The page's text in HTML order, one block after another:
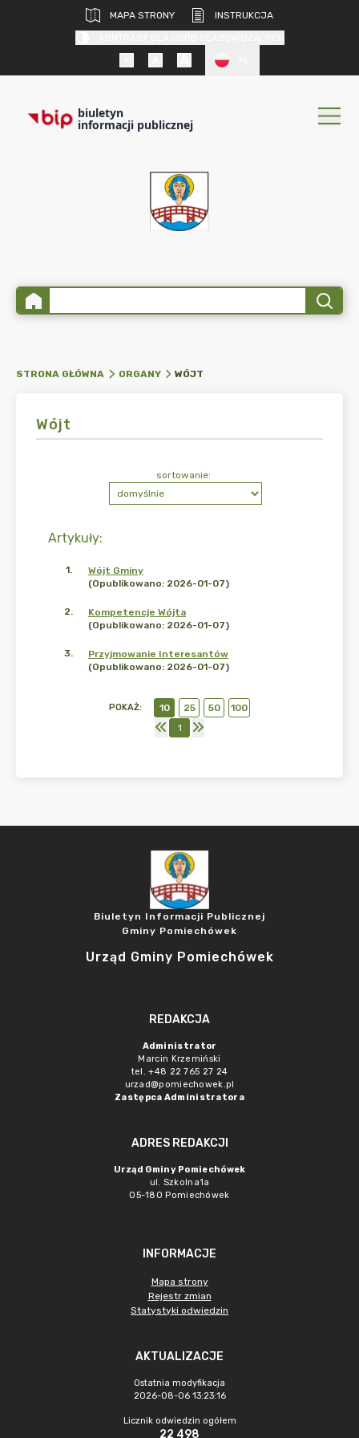
MAPA STRONY
INSTRUKCJA
biuletyn
informacji publicznej
STRONA GŁÓWNA ORGANY WÓJT
Wójt
Artykuły:
sortowanie:
1.
Wójt Gminy
(Opublikowano: 2026-01-07)
2.
Kompetencje Wójta
(Opublikowano: 2026-01-07)
3.
Przyjmowanie Interesantów
(Opublikowano: 2026-01-07)
POKAŻ: 10 25 50
100
1
Biuletyn Informacji Publicznej
Gminy Pomiechówek
Urząd Gminy Pomiechówek
REDAKCJA
Administrator
Marcin Krzemiński
tel. +48 22 765 27 24
urzad@pomiechowek.pl
Zastępca Administratora
ADRES REDAKCJI
Urząd Gminy Pomiechówek
ul. Szkolna1a
05-180 Pomiechówek
INFORMACJE
Mapa strony
Rejestr zmian
Statystyki odwiedzin
AKTUALIZACJE
Ostatnia modyfikacja
2026-08-06 13:23:16
Licznik odwiedzin ogółem
22 498